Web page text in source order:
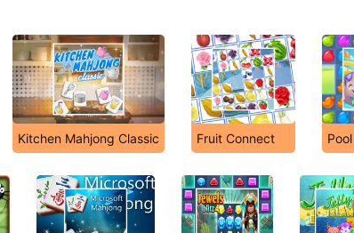
Kitchen Mahjong Classic Fruit Connect